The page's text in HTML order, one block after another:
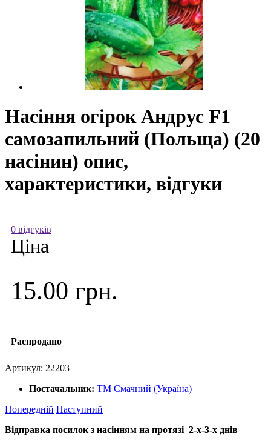
Насіння огірок Андрус F1
самозапильний (Польща) (20
насінин) опис,
характеристики, відгуки
0 відгуків
Ціна
15.00 грн.
Распродано
Артикул: 22203
Постачальник: ТМ Смачний (Україна)
Попередній Наступний
Відправка посилок з насінням на протязі 2-х-3-х днів